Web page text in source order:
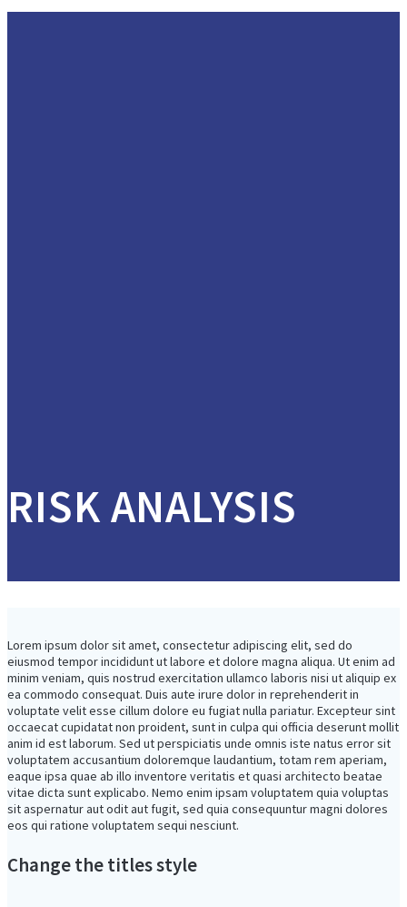
RISK ANALYSIS
Lorem ipsum dolor sit amet, consectetur adipiscing elit, sed do
eiusmod tempor incididunt ut labore et dolore magna aliqua. Ut enim ad
minim veniam, quis nostrud exercitation ullamco laboris nisi ut aliquip ex
ea commodo consequat. Duis aute irure dolor in reprehenderit in
voluptate velit esse cillum dolore eu fugiat nulla pariatur. Excepteur sint
occaecat cupidatat non proident, sunt in culpa qui officia deserunt mollit
anim id est laborum. Sed ut perspiciatis unde omnis iste natus error sit
voluptatem accusantium doloremque laudantium, totam rem aperiam,
eaque ipsa quae ab illo inventore veritatis et quasi architecto beatae
vitae dicta sunt explicabo. Nemo enim ipsam voluptatem quia voluptas
sit aspernatur aut odit aut fugit, sed quia consequuntur magni dolores
eos qui ratione voluptatem sequi nesciunt.
Change the titles style